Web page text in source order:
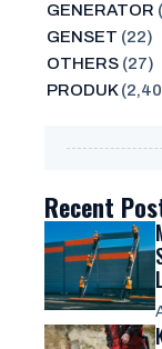
GENERATOR
GENSET (22)
OTHERS(27)
PRODUK
Recent